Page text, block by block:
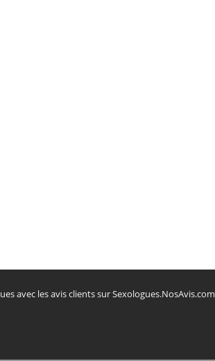
avec les avis clients sur Sexologues.NosAvis.com